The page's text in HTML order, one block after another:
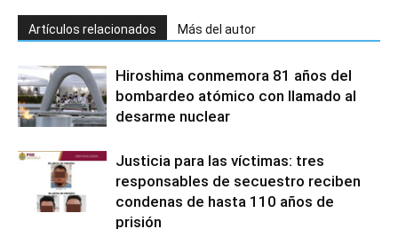
Artículos relacionados Más del autor
Hiroshima conmemora 81 años del
bombardeo atómico con llamado al
desarme nuclear
Justicia para las víctimas: tres
responsables de secuestro reciben
condenas de hasta 110 años de
prisión